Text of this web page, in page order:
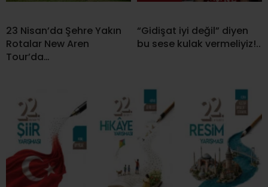
23 Nisan’da Şehre Yakın
Rotalar New Aren
Tour’da…
“Gidişat iyi değil” diyen
bu sese kulak vermeliyiz!..